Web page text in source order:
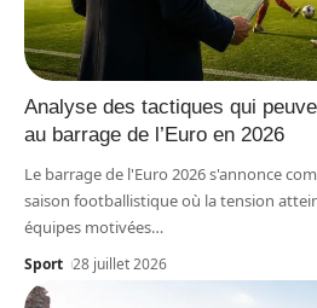
Analyse des tactiques qui
au barrage de l’Euro en 2026
Le barrage de l'Euro 2026 s'annonce
saison footballistique où la tension
équipes motivées…
Sport 28 juillet 2026